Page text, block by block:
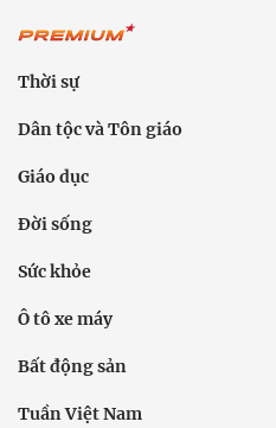
Thời sự
Dân tộc và Tôn giáo
Giáo dục
Đời sống
Sức khỏe
Ô tô xe máy
Bất động sản
Tuần Việt Nam